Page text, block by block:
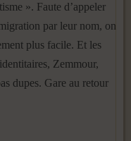
». Faute d’appeler
par leur nom, on
plus facile. Et les
Zemmour,
dupes. Gare au retour